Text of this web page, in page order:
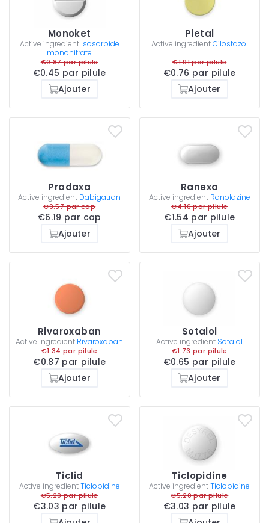
Monoket
Active ingredient Isosorbide
mononitrate
€0.87 par pilule
€0.45 par pilule
Ajouter
Pletal
Active ingredientCilostazol
€1.91 par pilule
€0.76 par pilule
Ajouter
Pradaxa
Active ingredient Dabigatran
€9.57 par cap
€6.19 par cap
Ajouter
Ranexa
Active ingredient Ranolazine
€4.16 par pilule
€1.54 par pilule
Ajouter
Rivaroxaban
Active ingredient Rivaroxaban
€1.34 par pilule
€0.87 par pilule
Ajouter
Sotalol
Active ingredient Sotalol
€1.73 par pilule
€0.65 par pilule
Ajouter
Ticlid
Active ingredientTiclopidine
€5.20 par pilule
€3.03 par pilule
Ticlopidine
Active ingredientTiclopidine
€5.20 par pilule
€3.03 par pilule